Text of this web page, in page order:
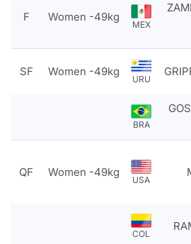
F Women -49kg
MEX
SF Women -49kg
URU
BRA
QF Women -49kg
USA
COL